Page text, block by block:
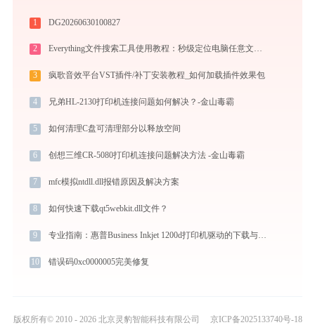
1 DG20260630100827
2 Everything文件搜索工具使用教程：秒级定位电脑任意文件的高效搜索神器
3 疯歌音效平台VST插件/补丁安装教程_如何加载插件效果包
4 兄弟HL-2130打印机连接问题如何解决？-金山毒霸
5 如何清理C盘可清理部分以释放空间
6 创想三维CR-5080打印机连接问题解决方法 -金山毒霸
7 mfc模拟ntdll.dll报错原因及解决方案
8 如何快速下载qt5webkit.dll文件？
9 专业指南：惠普Business Inkjet 1200d打印机驱动的下载与安装步骤详解
10 错误码0xc0000005完美修复
版权所有© 2010 - 2026 北京灵豹智能科技有限公司 京ICP备2025133740号-18